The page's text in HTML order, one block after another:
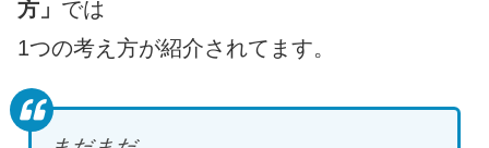
方」 では
1つの考え方が紹介されてます。